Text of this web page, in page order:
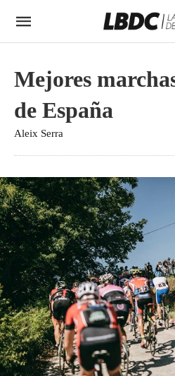
Mejores
de España
Aleix Serra